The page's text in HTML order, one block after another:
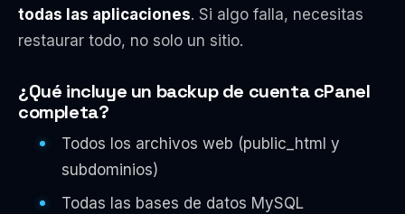
todas las aplicaciones. Si algo falla, necesitas
restaurar todo, no solo un sitio.
¿Qué incluye un backup de cuenta cPanel
completa?
Todos los archivos web (public_html y
subdominios)
Todas las bases de datos MySQL